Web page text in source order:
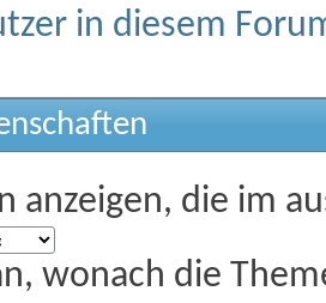
in diesem
anzeigen, die im
wonach die